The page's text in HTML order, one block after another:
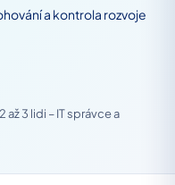
a kontrola rozvoje
3 lidi – IT správce a